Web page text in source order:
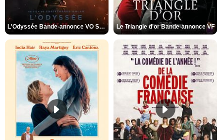
L'Odyssée Bande-annonce VO STFR Le Triangle d'or Bande-annonce VF